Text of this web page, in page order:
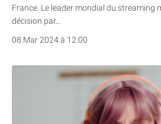
France. Le leader mondial du streaming
décision par…
08 Mar 2024 à 12:00